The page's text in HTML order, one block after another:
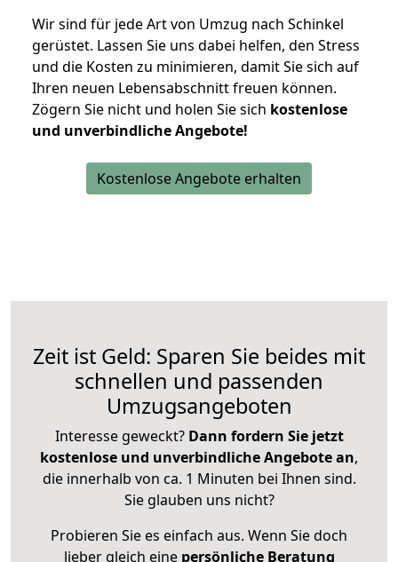
Wir sind für jede Art von Umzug nach Schinkel
gerüstet. Lassen Sie uns dabei helfen, den Stress
und die Kosten zu minimieren, damit Sie sich auf
Ihren neuen Lebensabschnitt freuen können.
Zögern Sie nicht und holen Sie sich kostenlose
und unverbindliche Angebote!
Kostenlose Angebote erhalten
Zeit ist Geld: Sparen Sie beides mit
schnellen und passenden
Umzugsangeboten
Interesse geweckt? Dann fordern Sie jetzt
kostenlose und unverbindliche Angebote an,
die innerhalb von ca. 1 Minuten bei Ihnen sind.
Sie glauben uns nicht?
Probieren Sie es einfach aus. Wenn Sie doch
lieber gleich eine persönliche Beratung